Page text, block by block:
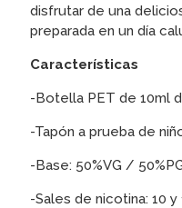
disfrutar de una
preparada en un día
Características
-Botella PET de 10ml
-Tapón a prueba de
-Base: 50%VG /
-Sales de nicotina: 10